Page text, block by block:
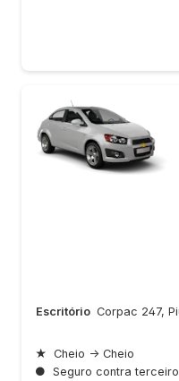
Escritório Corpac 247,
★ Cheio → Cheio
● Seguro contra